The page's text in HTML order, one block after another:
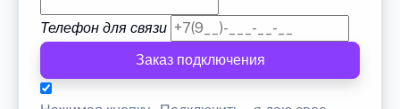
Телефон для связи
Заказ подключения